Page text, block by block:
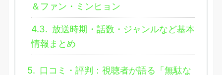
＆ファン・ミンヒョン
4.3. 放送時期・話数・ジャンルなど基本
情報まとめ
5. 口コミ・評判：視聴者が語る「無駄な